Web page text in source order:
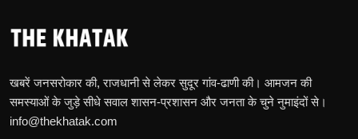
खबरें जनसरोकार की, राजधानी से लेकर सुदूर गांव-ढाणी की। आमजन की
समस्याओं के जुड़े सीधे सवाल शासन-प्रशासन और जनता के चुने नुमाइंदों से।
info@thekhatak.com